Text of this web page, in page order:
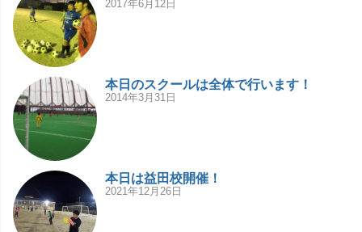
2017年6月12日
本日のスクールは全体で行います！
2014年3月31日
本日は益田校開催！
2021年12月26日